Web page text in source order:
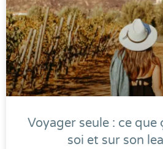
Voyager seule : ce que
soi et sur son